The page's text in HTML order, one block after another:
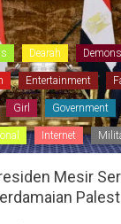
Dearah
Entertainment
Girl Government
Internet
Mesir